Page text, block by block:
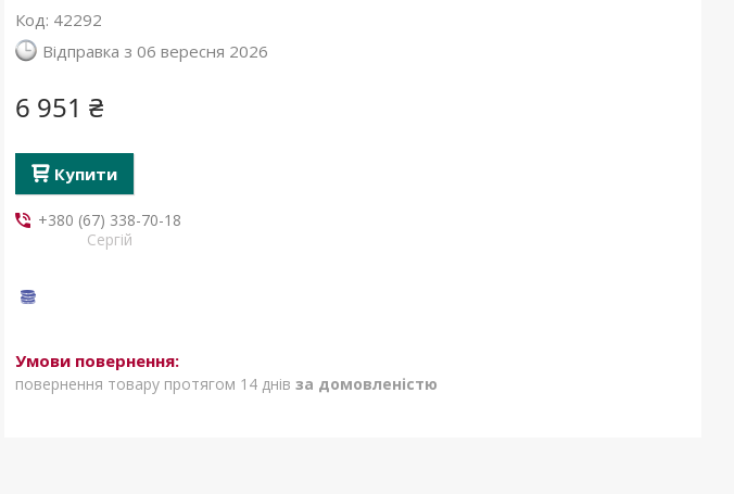
Код: 42292
Відправка з 06 вересня 2026
6 951 ₴
Купити
+380 (67) 338-70-18
Сергій
повернення товару протягом 14 днів за домовленістю